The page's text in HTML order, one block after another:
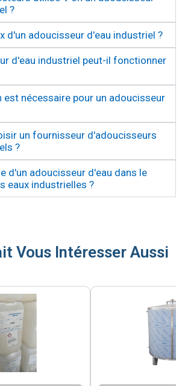
?
d'un adoucisseur d'eau industriel ?
d'eau industriel peut-il fonctionner
est nécessaire pour un adoucisseur
un fournisseur d'adoucisseurs
?
d'un adoucisseur d'eau dans le
eaux industrielles ?
Vous Intéresser Aussi